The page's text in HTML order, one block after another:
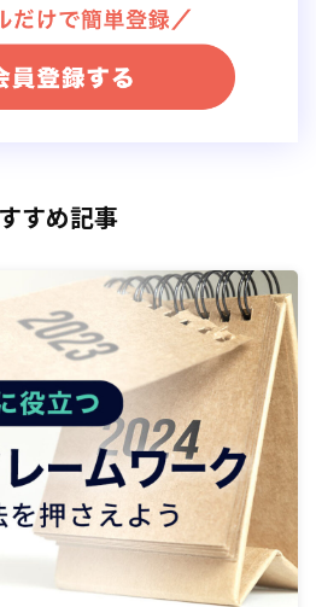
カウントから
すめ記事